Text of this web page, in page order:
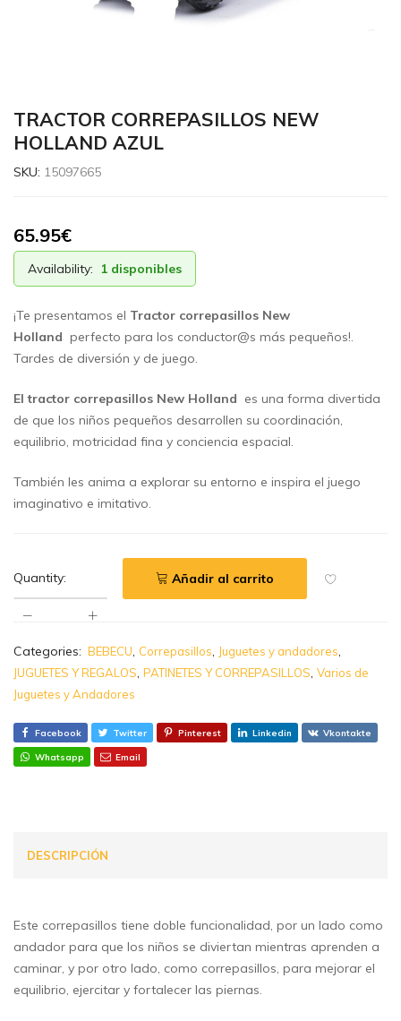
TRACTOR CORREPASILLOS NEW
HOLLAND AZUL
SKU: 15097665
65.95€
Availability: 1 disponibles
¡Te presentamos el Tractor correpasillos New
Holland perfecto para los conductor@s más pequeños!.
Tardes de diversión y de juego.
El tractor correpasillos New Holland es una forma divertida
de que los niños pequeños desarrollen su coordinación,
equilibrio, motricidad fina y conciencia espacial.
También les anima a explorar su entorno e inspira el juego
imaginativo e imitativo.
Quantity: Añadir al carrito
Categories: BEBECU, Correpasillos, Juguetes y andadores,
JUGUETES Y REGALOS, PATINETES Y CORREPASILLOS, Varios de
Juguetes y Andadores
Facebook Twitter Pinterest Linkedin Vkontakte
Whatsapp Email
DESCRIPCIÓN
Este correpasillos tiene doble funcionalidad, por un lado como
andador para que los niños se diviertan mientras aprenden a
caminar, y por otro lado, como correpasillos, para mejorar el
equilibrio, ejercitar y fortalecer las piernas.